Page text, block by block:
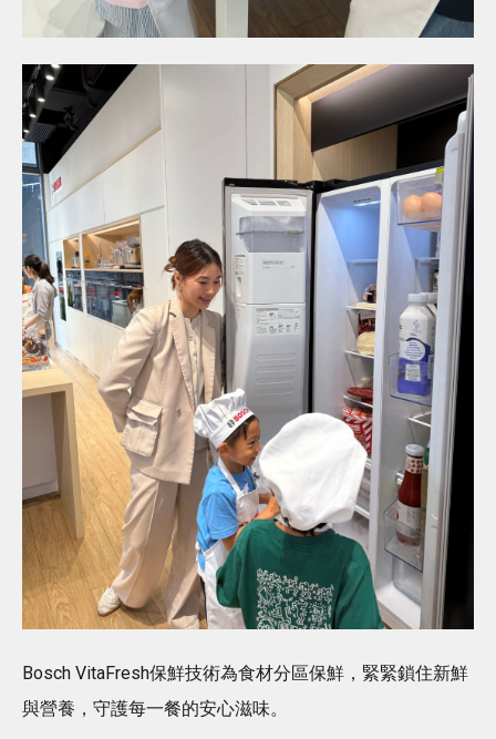
Bosch VitaFresh保鮮技術為食材分區保鮮，緊緊鎖住新鮮
與營養，守護每一餐的安心滋味。